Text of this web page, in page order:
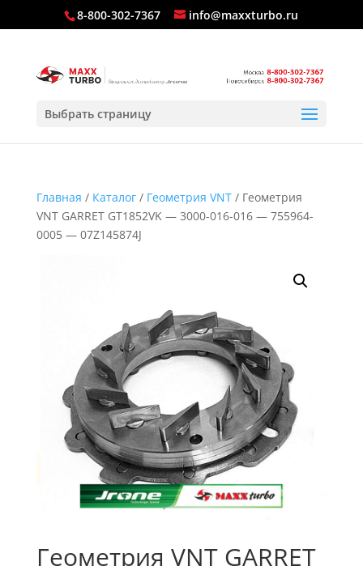
8-800-302-7367 info@maxxturbo.ru
Выбрать страницу
Главная / Каталог/ Геометрия VNT/ Геометрия
VNT GARRET GT1852VK — 3000-016-016 — 755964-
0005 — 07Z145874J
Геометрия VNT GARRET